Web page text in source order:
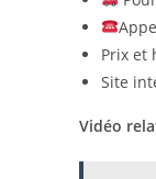
Prix et
Site
Vidéo